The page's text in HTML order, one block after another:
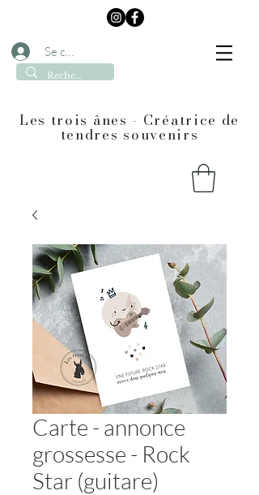
Se connecter
Les trois ânes - Créatrice de
tendres souvenirs
Carte - annonce
grossesse - Rock
Star (guitare)